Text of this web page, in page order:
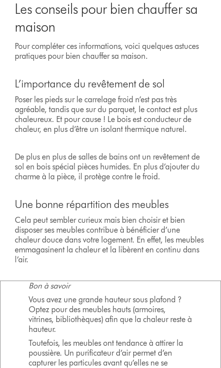
Les conseils pour bien chauffer sa
maison
Pour compléter ces informations, voici quelques astuces
pratiques pour bien chauffer sa maison.
L’importance du revêtement de sol
Poser les pieds sur le carrelage froid n’est pas très
agréable, tandis que sur du parquet, le contact est plus
chaleureux. Et pour cause ! Le bois est conducteur de
chaleur, en plus d’être un isolant thermique naturel.
De plus en plus de salles de bains ont un revêtement de
sol en bois spécial pièces humides. En plus d’ajouter du
charme à la pièce, il protège contre le froid.
Une bonne répartition des meubles
Cela peut sembler curieux mais bien choisir et bien
disposer ses meubles contribue à bénéficier d’une
chaleur douce dans votre logement. En effet, les meubles
emmagasinent la chaleur et la libèrent en continu dans
l’air.
Bon à savoir
Vous avez une grande hauteur sous plafond ?
Optez pour des meubles hauts (armoires,
vitrines, bibliothèques) afin que la chaleur reste à
hauteur.
Toutefois, les meubles ont tendance à attirer la
poussière. Un purificateur d’air permet d’en
capturer les particules avant qu’elles ne se